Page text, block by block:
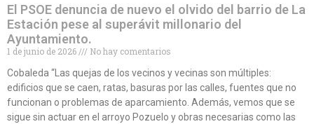
El PSOE denuncia de nuevo el olvido del barrio de La
Estación pese al superávit millonario del
Ayuntamiento.
1 de junio de 2026
No hay comentarios
Cobaleda “Las quejas de los vecinos y vecinas son múltiples:
edificios que se caen, ratas, basuras por las calles, fuentes que no
funcionan o problemas de aparcamiento. Además, vemos que se
sigue sin actuar en el arroyo Pozuelo y obras necesarias como las